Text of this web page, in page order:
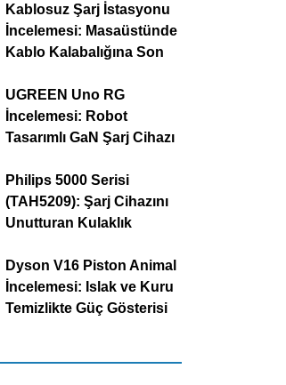
Kablosuz Şarj İstasyonu
İncelemesi: Masaüstünde
Kablo Kalabalığına Son
UGREEN Uno RG
İncelemesi: Robot
Tasarımlı GaN Şarj Cihazı
Philips 5000 Serisi
(TAH5209): Şarj Cihazını
Unutturan Kulaklık
Dyson V16 Piston Animal
İncelemesi: Islak ve Kuru
Temizlikte Güç Gösterisi